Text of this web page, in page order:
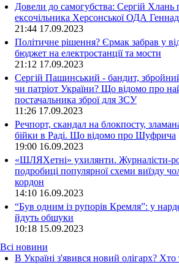
Довели до самогубства: Сергій Хлань
ексочільника Херсонської ОДА
21:44 17.09.2023
Політичне рішення? Єрмак забрав у
бюджет на електростанції та мости
21:12 17.09.2023
Сергій Пашинський - бандит,
чи патріот України? Що відомо про
постачальника зброї для ЗСУ
11:26 17.09.2023
Речпорт, скандал на блокпосту,
бійки в Раді. Що відомо про Шуфрича
19:00 16.09.2023
«ШЛЯХетні» ухилянти. Журналісти-
подробиці популярної схеми виїзду
кордон
14:10 16.09.2023
“Був одним із рупорів Кремля”: у
йдуть обшуки
10:18 15.09.2023
Всі новини
В Україні з'явився новий олігарх?